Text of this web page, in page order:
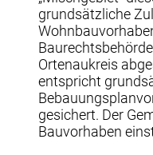
grundsätzliche
Ortenaukreis
entspricht
gesichert. Der
Bauvorhaben